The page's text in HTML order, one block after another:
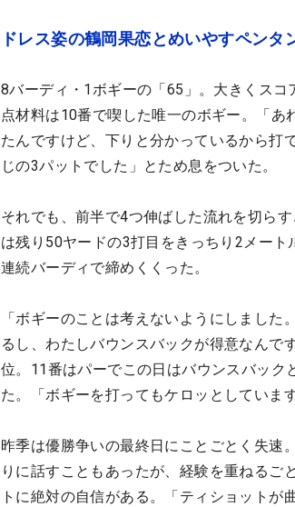
ドレス姿の鶴岡果恋とめいやすペンタ
8バーディ・1ボギーの「65」。大きくス
点材料は10番で喫した唯一のボギー。「
たんですけど、下りと分かっているから打
じの3パットでした」とため息をついた。
それでも、前半で4つ伸ばした流れを切ら
は残り50ヤードの3打目をきっちり2メー
連続バーディで締めくくった。
「ボギーのことは考えないようにしました
るし、わたしバウンスバックが得意なんで
位。11番はパーでこの日はバウンスバック
た。「ボギーを打ってもケロッとしていま
昨季は優勝争いの最終日にことごとく失速
りに話すこともあったが、経験を重ねるご
トに絶対の自信がある。「ティショット